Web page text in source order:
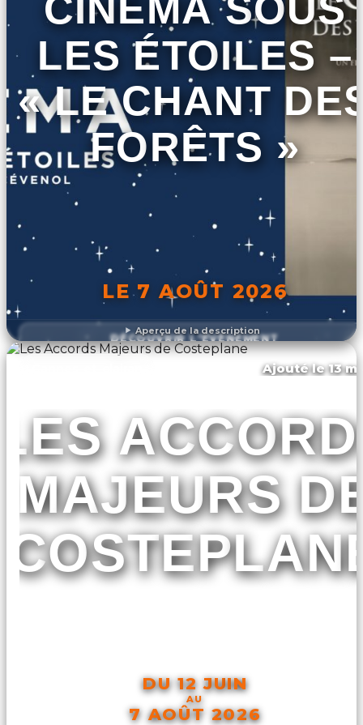
Aperçu de la description
LES ÉTOILES –
« LE CHANT
FORÊTS »
LE 7 AOÛT 2026
DÉCOUVRIR L'ÉVÉNEMENT
Ajouté le 13
MAJEURS
DU 12 JUIN
AU
7 AOÛT 2026